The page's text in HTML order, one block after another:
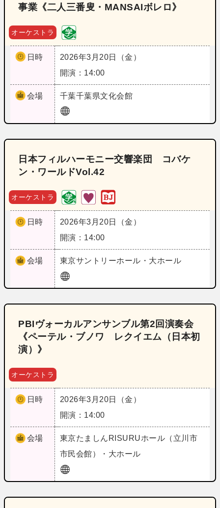
事業《二人三番叟・MANSAIボレロ》
オーケストラ
日時
2026年3月20日（金）
開演：14:00
会場 千葉千葉県文化会館
日本フィルハーモニー交響楽団 コバケ
ン・ワールドVol.42
オーケストラ
日時
2026年3月20日（金）
開演：14:00
会場 東京サントリーホール・大ホール
PBIヴォーカルアンサンブル第2回演奏会
《ペーテル・ブノワ レクイエム（日本初
演）》
オーケストラ
日時
2026年3月20日（金）
開演：14:00
会場 東京たましんRISURUホール（立川市
市民会館）・大ホール